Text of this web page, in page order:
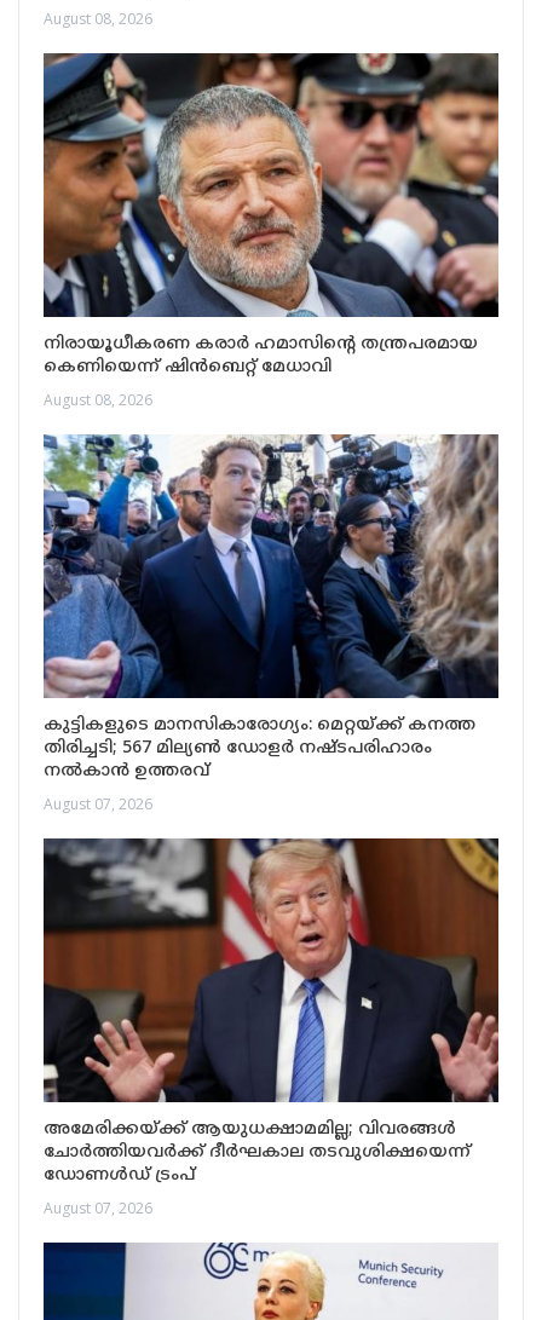
August 08, 2026
നിരായൂധീകരണ കരാർ ഹമാസിന്റെ തന്ത്രപരമായ
കെണിയെന്ന് ഷിൻബെറ്റ് മേധാവി
August 08, 2026
കുട്ടികളുടെ മാനസികാരോഗ്യം: മെറ്റയ്ക്ക് കനത്ത
തിരിച്ചടി; 567 മില്യൺ ഡോളർ നഷ്ടപരിഹാരം
നൽകാൻ ഉത്തരവ്
August 07, 2026
അമേരിക്കയ്ക്ക് ആയുധക്ഷാമമില്ല; വിവരങ്ങൾ
ചോർത്തിയവർക്ക് ദീർഘകാല തടവുശിക്ഷയെന്ന്
ഡോണൾഡ് ട്രംപ്
August 07, 2026